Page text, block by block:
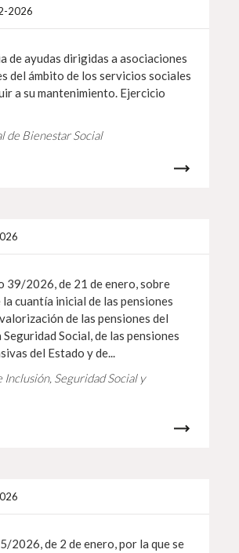
2026
de ayudas dirigidas a asociaciones
del ámbito de los servicios sociales
a su mantenimiento. Ejercicio
de Bienestar Social
39/2026, de 21 de enero, sobre
cuantía inicial de las pensiones
de las pensiones del
Seguridad Social, de las pensiones
del Estado y de...
Seguridad Social y
2026, de 2 de enero, por la que se